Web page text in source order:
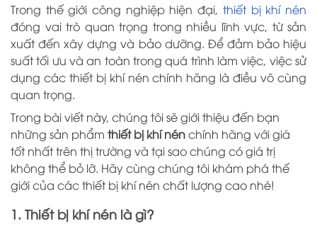
Trong thế giới công nghiệp hiện đại, thiết bị khí nén
đóng vai trò quan trọng trong nhiều lĩnh vực, từ sản
xuất đến xây dựng và bảo dưỡng. Để đảm bảo hiệu
suất tối ưu và an toàn trong quá trình làm việc, việc sử
dụng các thiết bị khí nén chính hãng là điều vô cùng
quan trọng.
Trong bài viết này, chúng tôi sẽ giới thiệu đến bạn
những sản phẩm thiết bị khí nénchính hãng với giá
tốt nhất trên thị trường và tại sao chúng có giá trị
không thể bỏ lỡ. Hãy cùng chúng tôi khám phá thế
giới của các thiết bị khí nén chất lượng cao nhé!
1. Thiết bị khí nén là gì?